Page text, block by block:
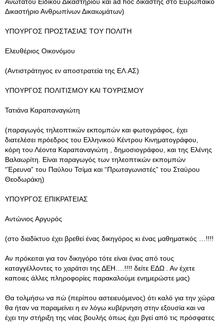
Δικαστήριο Ανθρωπίνων Δικαιωμάτων)
ΥΠΟΥΡΓΟΣ ΠΡΟΣΤΑΣΙΑΣ ΤΟΥ ΠΟΛΙΤΗ
Ελευθέριος Οικονόμου
(Αντιστράτηγος εν αποστρατεία της ΕΛ.ΑΣ)
ΥΠΟΥΡΓΟΣ ΠΟΛΙΤΙΣΜΟΥ ΚΑΙ ΤΟΥΡΙΣΜΟΥ
Τατιάνα Καραπαναγιώτη
(παραγωγός τηλεοπτικών εκπομπών και φωτογράφος, έχει
διατελέσει πρόεδρος του Ελληνικού Κέντρου Κινηματογράφου,
κόρη του Λέοντα Καραπαναγιώτη , δημοσιογράφου, και της Ελένης
Βαλαωρίτη. Είναι παραγωγός των τηλεοπτικών εκπομπών
“Έρευνα” του Παύλου Τσίμα και “Πρωταγωνιστές” του Σταύρου
Θεοδωράκη)
ΥΠΟΥΡΓΟΣ ΕΠΙΚΡΑΤΕΙΑΣ
Αντώνιος Αργυρός
(στο διαδίκτυο έχει βρεθεί ένας δικηγόρος κι ένας μαθηματικός …!!!!
Αν πρόκειται για τον δικηγόρο τότε είναι ένας από τους
καταγγέλλοντες το χαράτσι της ΔΕΗ….!!!! δείτε ΕΔΩ . Αν έχετε
καποιες άλλες πληροφορίες παρακαλούμε ενημερώστε μας)
Θα τολμήσω να πώ (περίπου αστειευόμενος) ότι καλό για την χώρα
θα ήταν να παραμείνει η εν λόγω κυβέρνηση στην εξουσία και να
έχει την στήριξη της νέας βουλής όπως έχει βγεί από τις πρόσφατες